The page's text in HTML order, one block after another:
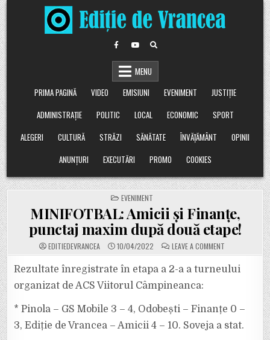
Skip
to
content
MENU
PRIMA PAGINĂ
VIDEO EMISIUNI EVENIMENT
JUSTIȚIE
ADMINISTRAȚIE
POLITIC LOCAL ECONOMIC
SPORT
ALEGERI
CULTURĂ STRĂZI SĂNĂTATE ÎNVĂȚĂMÂNT
OPINII
ANUNȚURI
EXECUTĂRI PROMO COOKIES
POSTED
IN
EVENIMENT
MINIFOTBAL: Amicii și Finanțe,
punctaj maxim după două etape!
EDITIEDEVRANCEA 10/04/2022 LEAVE A COMMENT
MINIFOTBAL:
ȘI
FINANȚE,
DOUĂ
ETAPE!
Rezultate înregistrate în etapa a 2-a a turneului
organizat de ACS Viitorul Câmpineanca:
* Pinola – GS Mobile 3 – 4, Odobești – Finanțe 0 –
3, Ediție de Vrancea – Amicii 4 – 10. Soveja a stat.